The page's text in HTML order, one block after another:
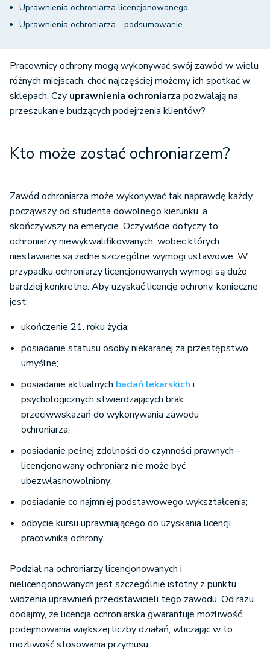
Uprawnienia ochroniarza licencjonowanego
Uprawnienia ochroniarza - podsumowanie
Pracownicy ochrony mogą wykonywać swój zawód w wielu
różnych miejscach, choć najczęściej możemy ich spotkać w
sklepach. Czy uprawnienia ochroniarza pozwalają na
przeszukanie budzących podejrzenia klientów?
Kto może zostać ochroniarzem?
Zawód ochroniarza może wykonywać tak naprawdę każdy,
począwszy od studenta dowolnego kierunku, a
skończywszy na emerycie. Oczywiście dotyczy to
ochroniarzy niewykwalifikowanych, wobec których
niestawiane są żadne szczególne wymogi ustawowe. W
przypadku ochroniarzy licencjonowanych wymogi są dużo
bardziej konkretne. Aby uzyskać licencję ochrony, konieczne
jest:
ukończenie 21. roku życia;
posiadanie statusu osoby niekaranej za przestępstwo
umyślne;
posiadanie aktualnych badań lekarskich i
psychologicznych stwierdzających brak
przeciwwskazań do wykonywania zawodu
ochroniarza;
posiadanie pełnej zdolności do czynności prawnych –
licencjonowany ochroniarz nie może być
ubezwłasnowolniony;
posiadanie co najmniej podstawowego wykształcenia;
odbycie kursu uprawniającego do uzyskania licencji
pracownika ochrony.
Podział na ochroniarzy licencjonowanych i
nielicencjonowanych jest szczególnie istotny z punktu
widzenia uprawnień przedstawicieli tego zawodu. Od razu
dodajmy, że licencja ochroniarska gwarantuje możliwość
podejmowania większej liczby działań, wliczając w to
możliwość stosowania przymusu.